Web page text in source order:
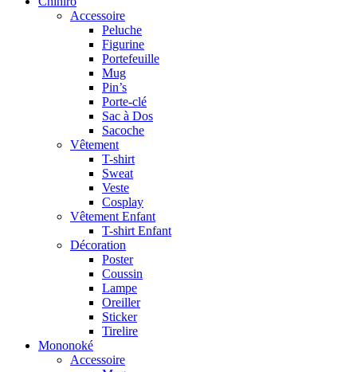
Accessoire
Peluche
Figurine
Portefeuille
Mug
Pin’s
Porte-clé
Sac à Dos
Sacoche
Vêtement
T-shirt
Sweat
Veste
Cosplay
Vêtement Enfant
T-shirt Enfant
Décoration
Poster
Coussin
Lampe
Oreiller
Sticker
Tirelire
Mononoké
Accessoire